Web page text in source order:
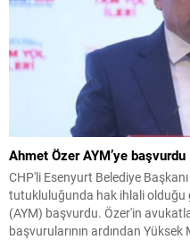
Ahmet Özer AYM’ye başvurdu
CHP'li Esenyurt Belediye
tutukluluğunda hak ihlali olduğu
(AYM) başvurdu. Özer'in
başvurularının ardından